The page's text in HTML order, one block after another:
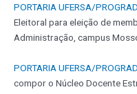
PORTARIA UFERSA/
Eleitoral para eleição de
Administração, campus
PORTARIA UFERSA/
compor o Núcleo Docente